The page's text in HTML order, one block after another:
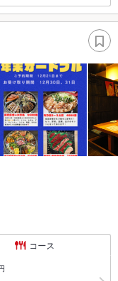
コース